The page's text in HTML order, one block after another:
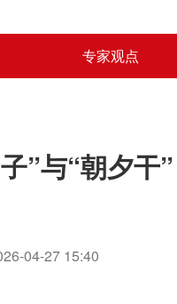
专家观点
”与“朝夕干”
04-27 15:40